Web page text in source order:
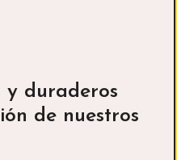
ayuda
a
mantener
y duraderos
de nuestros